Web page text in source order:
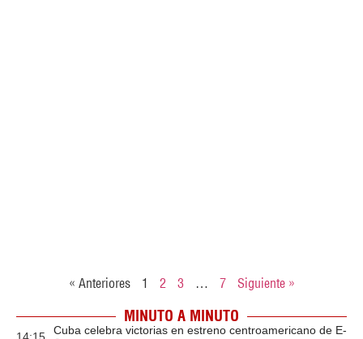
« Anteriores 1 2 3 … 7 Siguiente »
MINUTO A MINUTO
14:15
Cuba celebra victorias en estreno centroamericano de E-